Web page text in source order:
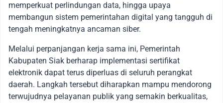
memperkuat perlindungan data, hingga upaya
membangun sistem pemerintahan digital yang tangguh di
tengah meningkatnya ancaman siber.
Melalui perpanjangan kerja sama ini, Pemerintah
Kabupaten Siak berharap implementasi sertifikat
elektronik dapat terus diperluas di seluruh perangkat
daerah. Langkah tersebut diharapkan mampu mendorong
terwujudnya pelayanan publik yang semakin berkualitas,